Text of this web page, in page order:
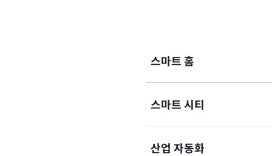
스마트 홈
Amazon Kinesis Video
사용해 간단한 비디오 재생
스마트 시티
많은 도시에서 신호등, 주차
산업 자동화